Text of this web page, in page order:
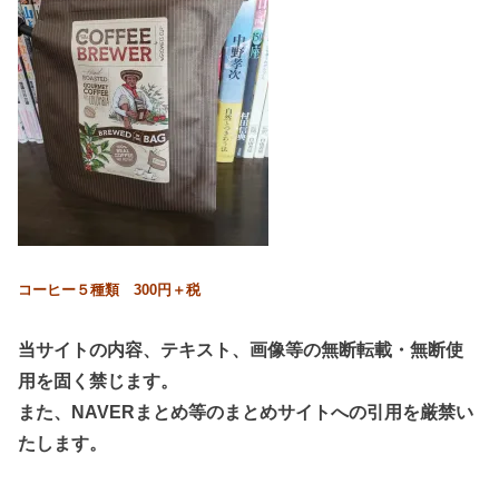
コーヒー５種類 300円＋税
当サイトの内容、テキスト、画像等の無断転載・無断使
用を固く禁じます。
また、NAVERまとめ等のまとめサイトへの引用を厳禁い
たします。